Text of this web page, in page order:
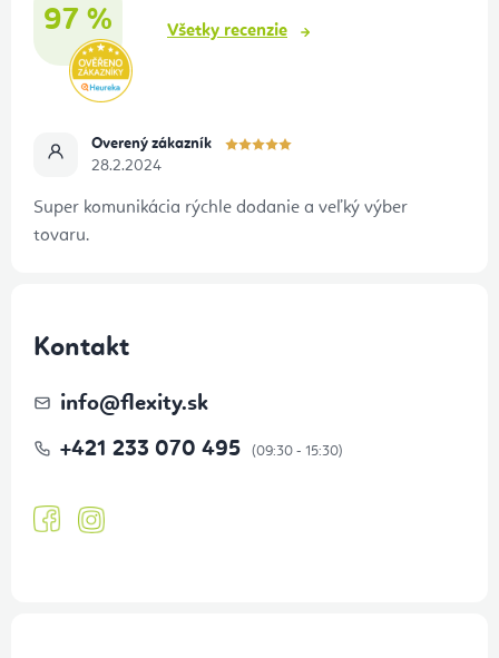
97 % Všetky recenzie
Overený zákazník
28.2.2024
Super komunikácia rýchle dodanie a veľký výber
tovaru.
Kontakt
info@flexity.sk
+421 233 070 495